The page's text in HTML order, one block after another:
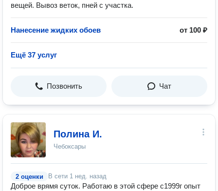
вещей. Вывоз веток, пней с участка.
Нанесение жидких обоев от 100 ₽
Ещё 37 услуг
Позвонить Чат
Полина И.
Чебоксары
2 оценки В сети 1 нед. назад
Доброе врямя суток. Работаю в этой сфере с1999г опыт